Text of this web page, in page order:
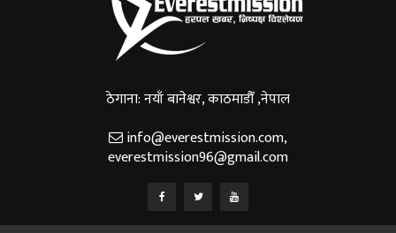
ठेगाना: नयाँ बानेश्वर, काठमाडौँ ,नेपाल
info@everestmission.com,
everestmission96@gmail.com